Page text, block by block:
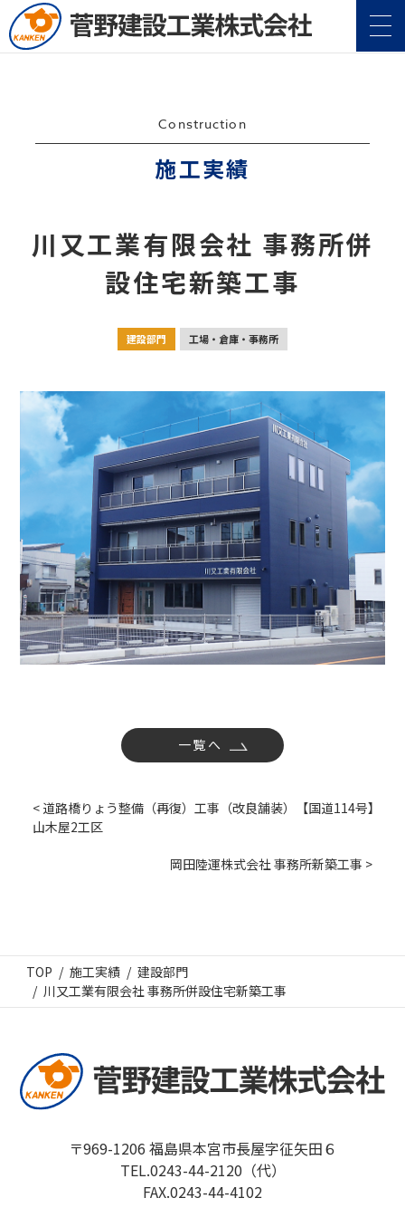
Service 事業案内
Topics 社内活動
お知らせ 広報誌 最新技術の革新
関連リンク プライバシーポリシー
Construction
施工実績
川又工業有限会社 事務所併
設住宅新築工事
建設部門 工場・倉庫・事務所
一覧へ
< 道路橋りょう整備（再復）工事（改良舗装）【国道114号】
山木屋2工区
岡田陸運株式会社 事務所新築工事 >
TOP 施工実績
建設部門
川又工業有限会社 事務所併設住宅新築工事
〒969-1206 福島県本宮市長屋字征矢田６
TEL.0243-44-2120（代）
FAX.0243-44-4102